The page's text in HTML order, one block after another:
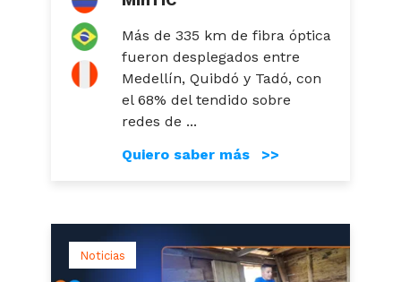
Más de 335 km de fibra óptica
fueron desplegados entre
Medellín, Quibdó y Tadó, con
el 68% del tendido sobre
redes de ...
Quiero saber más >>
Noticias